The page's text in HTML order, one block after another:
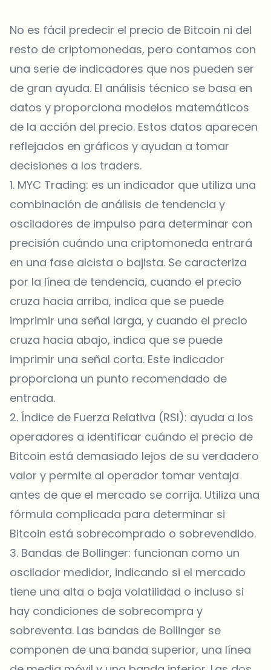
No es fácil predecir el precio de Bitcoin ni del
resto de criptomonedas, pero contamos con
una serie de indicadores que nos pueden ser
de gran ayuda. El análisis técnico se basa en
datos y proporciona modelos matemáticos
de la acción del precio. Estos datos aparecen
reflejados en gráficos y ayudan a tomar
decisiones a los traders.
1. MYC Trading: es un indicador que utiliza una
combinación de análisis de tendencia y
osciladores de impulso para determinar con
precisión cuándo una criptomoneda entrará
en una fase alcista o bajista. Se caracteriza
por la línea de tendencia, cuando el precio
cruza hacia arriba, indica que se puede
imprimir una señal larga, y cuando el precio
cruza hacia abajo, indica que se puede
imprimir una señal corta. Este indicador
proporciona un punto recomendado de
entrada.
2. Índice de Fuerza Relativa (RSI): ayuda a los
operadores a identificar cuándo el precio de
Bitcoin está demasiado lejos de su verdadero
valor y permite al operador tomar ventaja
antes de que el mercado se corrija. Utiliza una
fórmula complicada para determinar si
Bitcoin está sobrecomprado o sobrevendido.
3. Bandas de Bollinger: funcionan como un
oscilador medidor, indicando si el mercado
tiene una alta o baja volatilidad o incluso si
hay condiciones de sobrecompra y
sobreventa. Las bandas de Bollinger se
componen de una banda superior, una línea